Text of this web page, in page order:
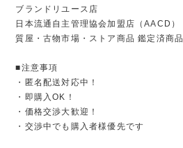
ブランドリユース店
日本流通自主管理協会加盟店（AACD）
質屋・古物市場・ストア商品 鑑定済商品
■注意事項
・匿名配送対応中！
・即購入OK！
・価格交渉大歓迎！
・交渉中でも購入者様優先です